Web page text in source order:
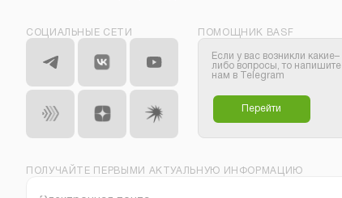
СОЦИАЛЬНЫЕ СЕТИ ПОМОЩНИК BASF
Если у вас возникли какие–
либо вопросы, то напишите
нам в Telegram
Перейти
ПОЛУЧАЙТЕ ПЕРВЫМИ АКТУАЛЬНУЮ ИНФОРМАЦИЮ